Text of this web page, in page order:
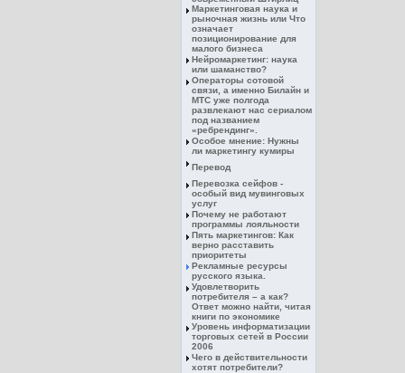
Маркетинговая наука и
рыночная жизнь или Что
означает
позиционирование для
малого бизнеса
Нейромаркетинг: наука
или шаманство?
Операторы сотовой
связи, а именно Билайн и
МТС уже полгода
развлекают нас сериалом
под названием
«ребрендинг».
Особое мнение: Нужны
ли маркетингу кумиры
Перевод
Перевозка сейфов -
особый вид мувинговых
услуг
Почему не работают
программы лояльности
Пять маркетингов: Как
верно расставить
приоритеты
Рекламные ресурсы
русского языка.
Удовлетворить
потребителя – а как?
Ответ можно найти, читая
книги по экономике
Уровень информатизации
торговых сетей в России
2006
Чего в действительности
хотят потребители?